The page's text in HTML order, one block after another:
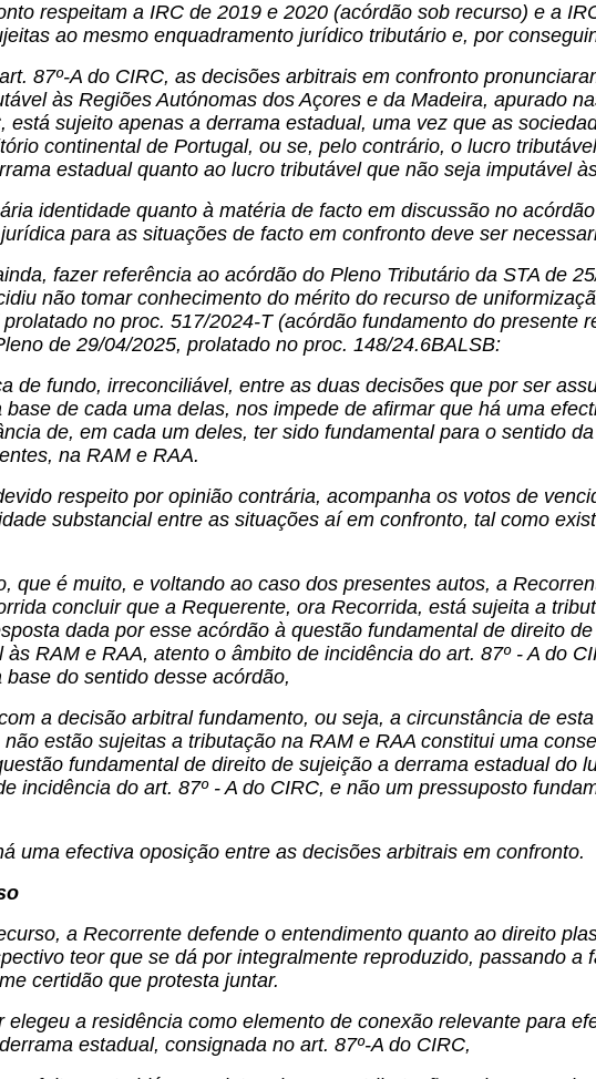
respeitam a IRC de 2019 e 2020 (acórdão sob recurso) e a
ao mesmo enquadramento jurídico tributário e, por
87º-A do CIRC, as decisões arbitrais em confronto
às Regiões Autónomas dos Açores e da Madeira, apurado
está sujeito apenas a derrama estadual, uma vez que as
continental de Portugal, ou se, pelo contrário, o lucro
estadual quanto ao lucro tributável que não seja imputável
identidade quanto à matéria de facto em discussão no
para as situações de facto em confronto deve ser
fazer referência ao acórdão do Pleno Tributário da STA de
não tomar conhecimento do mérito do recurso de
no proc. 517/2024-T (acórdão fundamento do presente
de 29/04/2025, prolatado no proc. 148/24.6BALSB:
de fundo, irreconciliável, entre as duas decisões que por ser
de cada uma delas, nos impede de afirmar que há uma
de, em cada um deles, ter sido fundamental para o sentido
na RAM e RAA.
respeito por opinião contrária, acompanha os votos de
substancial entre as situações aí em confronto, tal como
que é muito, e voltando ao caso dos presentes autos, a
concluir que a Requerente, ora Recorrida, está sujeita a
dada por esse acórdão à questão fundamental de direito
RAM e RAA, atento o âmbito de incidência do art. 87º - A do
do sentido desse acórdão,
a decisão arbitral fundamento, ou seja, a circunstância de
estão sujeitas a tributação na RAM e RAA constitui uma
fundamental de direito de sujeição a derrama estadual do
incidência do art. 87º - A do CIRC, e não um pressuposto
uma efectiva oposição entre as decisões arbitrais em confronto.
a Recorrente defende o entendimento quanto ao direito
teor que se dá por integralmente reproduzido, passando a
certidão que protesta juntar.
elegeu a residência como elemento de conexão relevante para
estadual, consignada no art. 87º-A do CIRC,